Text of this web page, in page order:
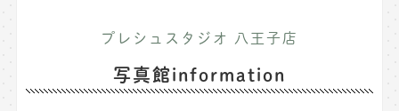
プレシュスタジオ 八王子店
写真館information